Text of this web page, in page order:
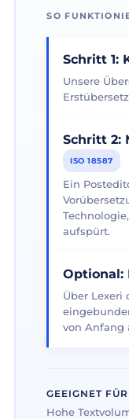
SO
Schritt 1:
Unsere
Schritt 2:
ISO 18587
Ein
aufspürt.
Optional:
Über Lexeri
von Anfang
GEEIGNET FÜR
Hohe